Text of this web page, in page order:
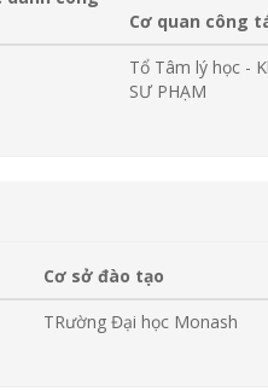
Cơ quan công
Tổ Tâm lý học -
SƯ PHẠM
Cơ sở đào tạo
TRường Đại học Monash